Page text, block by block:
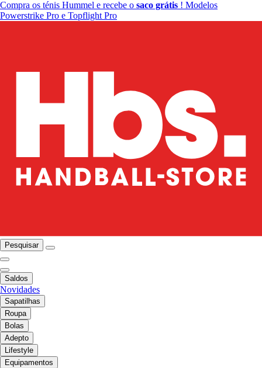
Compra os ténis Hummel e recebe o saco grátis ! Modelos
Powerstrike Pro e Topflight Pro
Pesquisar
Saldos
Novidades
Sapatilhas
Roupa
Bolas
Adepto
Lifestyle
Equipamentos